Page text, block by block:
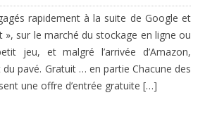
rapidement à la suite de Google et
», sur le marché du stockage en ligne ou
jeu, et malgré l’arrivée d’Amazon,
pavé. Gratuit … en partie Chacune des
une offre d’entrée gratuite […]